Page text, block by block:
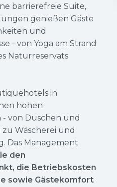
barrierefreie Suite,
genießen Gäste
und
- von Yoga am Strand
Naturreservats
in
hohen
- von Duschen und
zu Wäscherei und
Das Management
den
die Betriebskosten
sowie Gästekomfort